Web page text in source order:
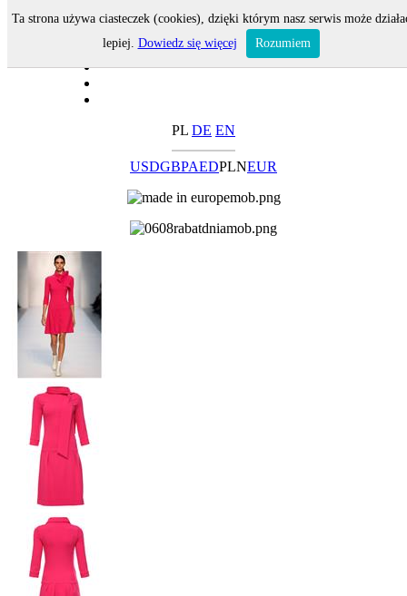
PL DE EN
USDGBPAEDPLNEUR
Ta strona używa ciasteczek (cookies), dzięki którym nasz serwis może
lepiej. Dowiedz się więcej Rozumiem